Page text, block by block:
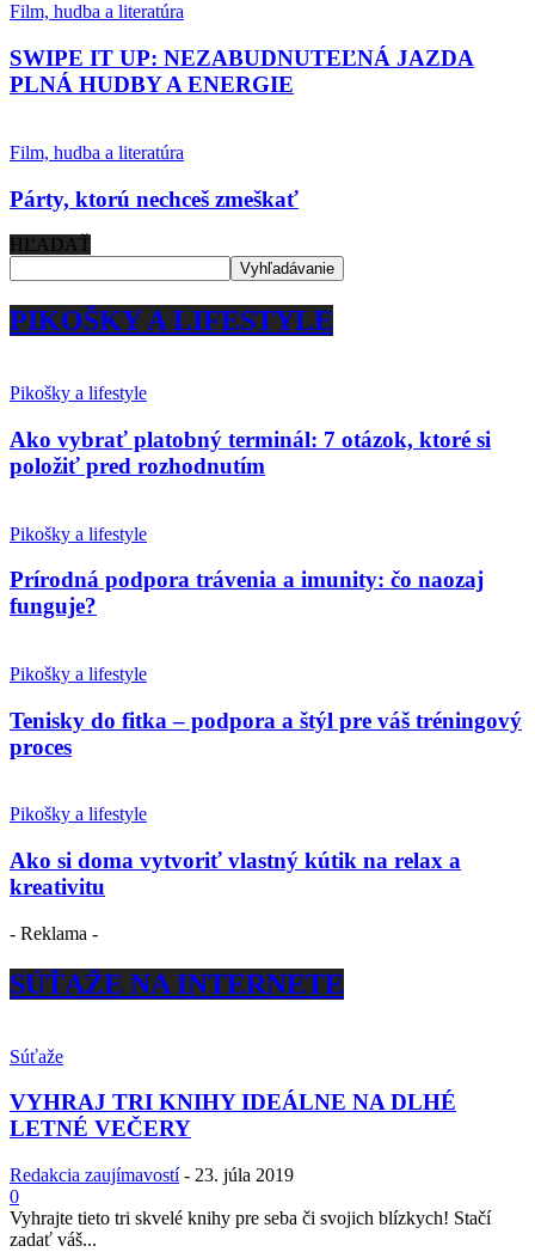
Film, hudba a literatúra
SWIPE IT UP: NEZABUDNUTEĽNÁ JAZDA
PLNÁ HUDBY A ENERGIE
Film, hudba a literatúra
Párty, ktorú nechceš zmeškať
HĽADAŤ
PIKOŠKY A LIFESTYLE
Pikošky a lifestyle
Ako vybrať platobný terminál: 7 otázok, ktoré si
položiť pred rozhodnutím
Pikošky a lifestyle
Prírodná podpora trávenia a imunity: čo naozaj
funguje?
Pikošky a lifestyle
Tenisky do fitka – podpora a štýl pre váš tréningový
proces
Pikošky a lifestyle
Ako si doma vytvoriť vlastný kútik na relax a
kreativitu
- Reklama -
SÚŤAŽE NA INTERNETE
Súťaže
VYHRAJ TRI KNIHY IDEÁLNE NA DLHÉ
LETNÉ VEČERY
Redakcia zaujímavostí - 23. júla 2019
0
Vyhrajte tieto tri skvelé knihy pre seba či svojich blízkych! Stačí
zadať váš...